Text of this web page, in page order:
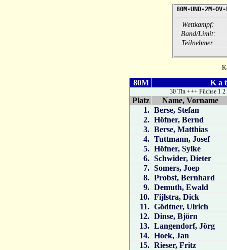
80M-UND-2M-OV-
Wettkampf:
Band/Limit:
Teilnehmer:
80M K a
30 Tln +++ Füchse 1
Platz
Name, Vorname
1. Berse, Stefan
2. Höfner, Bernd
3. Berse, Matthias
4. Tuttmann, Josef
5. Höfner, Sylke
6. Schwider, Dieter
7. Somers, Joep
8. Probst, Bernhard
9. Demuth, Ewald
10. Fijlstra, Dick
11. Gödtner, Ulrich
12. Dinse, Björn
13. Langendorf, Jörg
14. Hoek, Jan
15. Rieser, Fritz